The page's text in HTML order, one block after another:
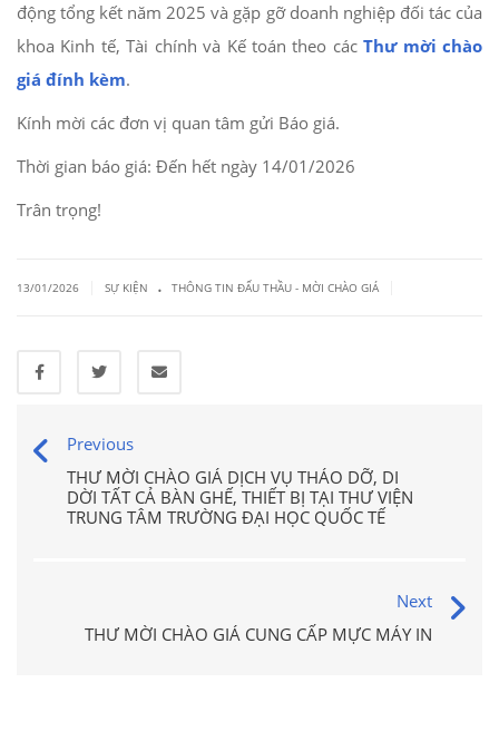
động tổng kết năm 2025 và gặp gỡ doanh nghiệp đối tác của
khoa Kinh tế, Tài chính và Kế toán theo cácThư mời chào
giá đính kèm.
Kính mời các đơn vị quan tâm gửi Báo giá.
Thời gian báo giá: Đến hết ngày 14/01/2026
Trân trọng!
13/01/2026 SỰ KIỆN . THÔNG TIN ĐẤU THẦU - MỜI CHÀO GIÁ
Previous
THƯ MỜI CHÀO GIÁ DỊCH VỤ THÁO DỠ, DI
DỜI TẤT CẢ BÀN GHẾ, THIẾT BỊ TẠI THƯ VIỆN
TRUNG TÂM TRƯỜNG ĐẠI HỌC QUỐC TẾ
Next
THƯ MỜI CHÀO GIÁ CUNG CẤP MỰC MÁY IN